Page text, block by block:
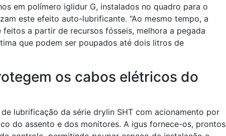
em polímero iglidur G, instalados no quadro para o
este efeito auto-lubrificante. “Ao mesmo tempo, a
a partir de recursos fósseis, melhora a pegada
que podem ser poupados até dois litros de
os cabos elétricos do
lubrificação da série drylin SHT com acionamento por
do assento e dos monitores. A igus fornece-os, prontos